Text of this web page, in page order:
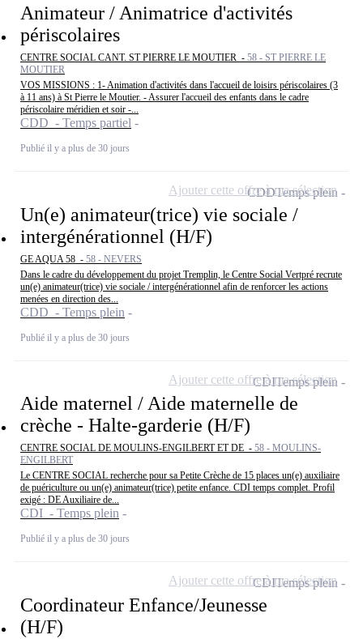
Animateur / Animatrice d'activités
périscolaires
CENTRE SOCIAL CANT. ST PIERRE LE MOUTIER - 58 - ST PIERRE LE
MOUTIER
VOS MISSIONS : 1- Animation d'activités dans l'accueil de loisirs périscolaires (3
à 11 ans) à St Pierre le Moutier. - Assurer l'accueil des enfants dans le cadre
périscolaire méridien et soir -...
CDD - Temps partiel
Publié il y a plus de 30 jours
Un(e) animateur(trice) vie sociale /
intergénérationnel (H/F)
GE AQUA 58 - 58 - NEVERS
Dans le cadre du développement du projet Tremplin, le Centre Social Vertpré recrute
un(e) animateur(trice) vie sociale / intergénérationnel afin de renforcer les actions
menées en direction des...
CDD - Temps plein
Publié il y a plus de 30 jours
CDDTemps plein
Ajouter cette offre à ma sélection
Aide maternel / Aide maternelle de
crèche - Halte-garderie (H/F)
CENTRE SOCIAL DE MOULINS-ENGILBERT ET DE - 58 - MOULINS-
ENGILBERT
Le CENTRE SOCIAL recherche pour sa Petite Crèche de 15 places un(e) auxiliaire
de puériculture ou un(e) animateur(trice) petite enfance. CDI temps complet. Profil
exigé : DE Auxiliaire de...
CDI - Temps plein
Publié il y a plus de 30 jours
CDITemps plein
Ajouter cette offre à ma sélection
Coordinateur Enfance/Jeunesse
(H/F)
CDITemps plein
Ajouter cette offre à ma sélection